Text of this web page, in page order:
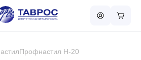
Профнастил Н-20